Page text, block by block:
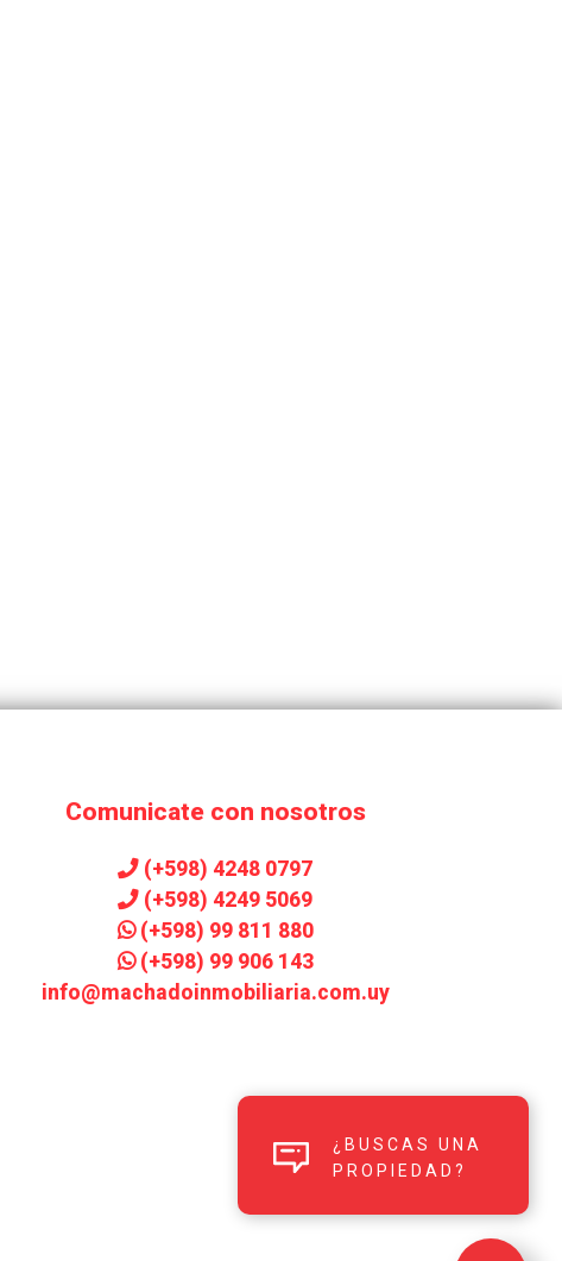
Comunicate con nosotros
(+598) 4248 0797
(+598) 4249 5069
(+598) 99 811 880
(+598) 99 906 143
info@machadoinmobiliaria.com.uy
¿BUSCAS UNA
PROPIEDAD?